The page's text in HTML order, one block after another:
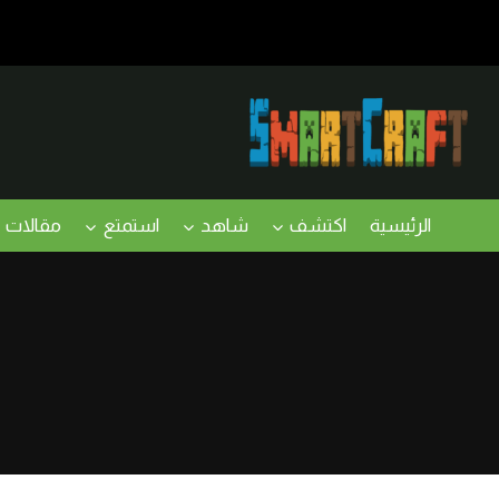
الرئيسية اكتشف شاهد استمتع مقالات